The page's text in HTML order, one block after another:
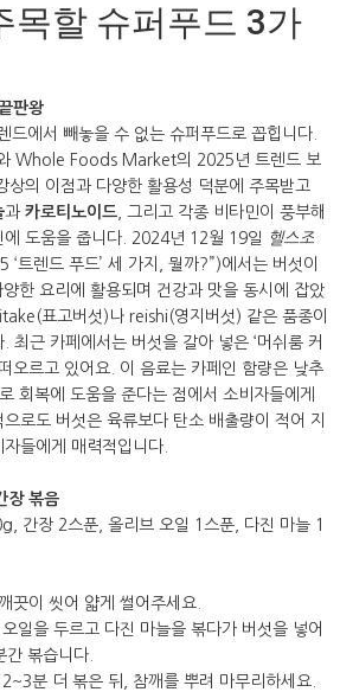
목할 슈퍼푸드 3가
판왕
드에서 빼놓을 수 없는 슈퍼푸드로 꼽힙니다.
Whole Foods Market의 2025년 트렌드 보
상의 이점과 다양한 활용성 덕분에 주목받고
과 카로티노이드 , 그리고 각종 비타민이 풍부해
에 도움을 줍니다. 2024년 12월 19일
헬스조
트렌드 푸드’ 세 가지, 뭘까?”)에서는 버섯이
한 요리에 활용되며 건강과 맛을 동시에 잡았
표고버섯)나 reishi(영지버섯) 같은 품종이
최근 카페에서는 버섯을 갈아 넣은 ‘머쉬룸 커
오르고 있어요. 이 음료는 카페인 함량은 낮추
회복에 도움을 준다는 점에서 소비자들에게
로도 버섯은 육류보다 탄소 배출량이 적어 지
들에게 매력적입니다.
장 볶음
간장 2스푼, 올리브 오일 1스푼, 다진 마늘 1
끗이 씻어 얇게 썰어주세요.
일을 두르고 다진 마늘을 볶다가 버섯을 넣어
간 볶습니다.
분 더 볶은 뒤, 참깨를 뿌려 마무리하세요.